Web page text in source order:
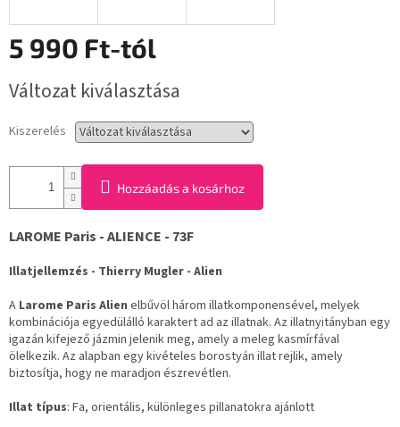
5 990 Ft-tól
Változat kiválasztása
Kiszerelés
Hozzáadás a kosárhoz
LAROME Paris - ALIENCE - 73F
Illatjellemzés - Thierry Mugler - Alien
A Larome Paris Alien elbűvöl három illatkomponensével, melyek
kombinációja egyedülálló karaktert ad az illatnak. Az illatnyitányban egy
igazán kifejező jázmin jelenik meg, amely a meleg kasmírfával
ölelkezik. Az alapban egy kivételes borostyán illat rejlik, amely
biztosítja, hogy ne maradjon észrevétlen.
Illat típus: Fa, orientális, különleges pillanatokra ajánlott